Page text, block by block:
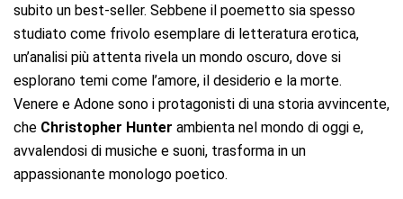
subito un best-seller. Sebbene il poemetto sia spesso
studiato come frivolo esemplare di letteratura erotica,
un’analisi più attenta rivela un mondo oscuro, dove si
esplorano temi come l’amore, il desiderio e la morte.
Venere e Adone sono i protagonisti di una storia avvincente,
che Christopher Hunter ambienta nel mondo di oggi e,
avvalendosi di musiche e suoni, trasforma in un
appassionante monologo poetico.